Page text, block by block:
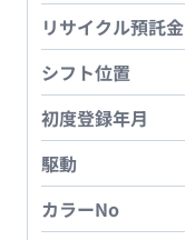
リサイクル預託金
シフト位置
初度登録年月
駆動
カラーNo